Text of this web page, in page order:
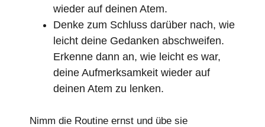
wieder auf deinen Atem.
Denke zum Schluss darüber nach, wie
leicht deine Gedanken abschweifen.
Erkenne dann an, wie leicht es war,
deine Aufmerksamkeit wieder auf
deinen Atem zu lenken.
Nimm die Routine ernst und übe sie